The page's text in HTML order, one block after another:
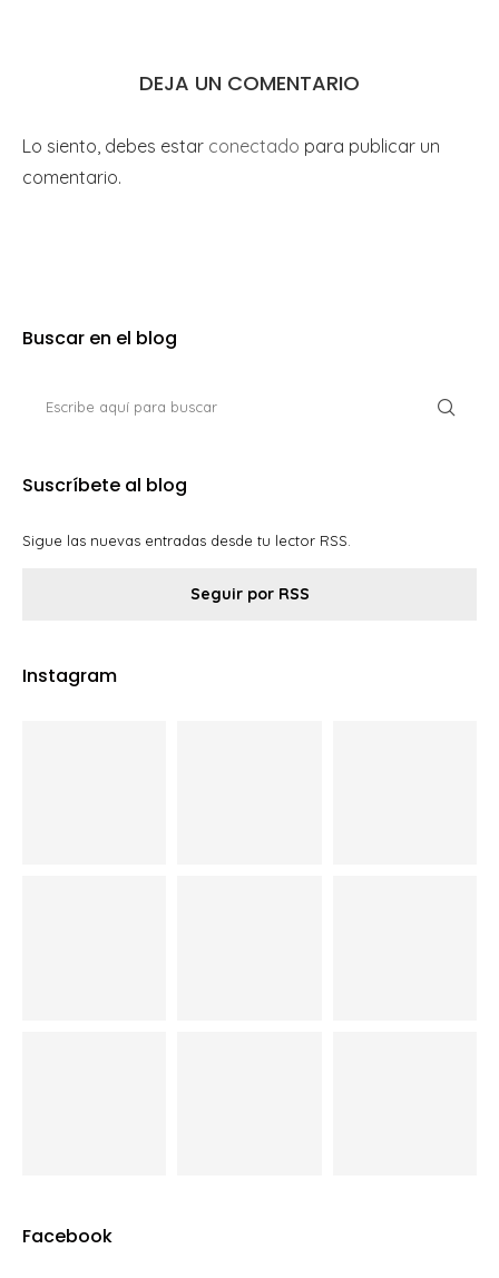
DEJA UN COMENTARIO
Lo siento, debes estar conectado para publicar un
comentario.
Buscar en el blog
Suscríbete al blog
Sigue las nuevas entradas desde tu lector RSS.
Seguir por RSS
Instagram
Facebook